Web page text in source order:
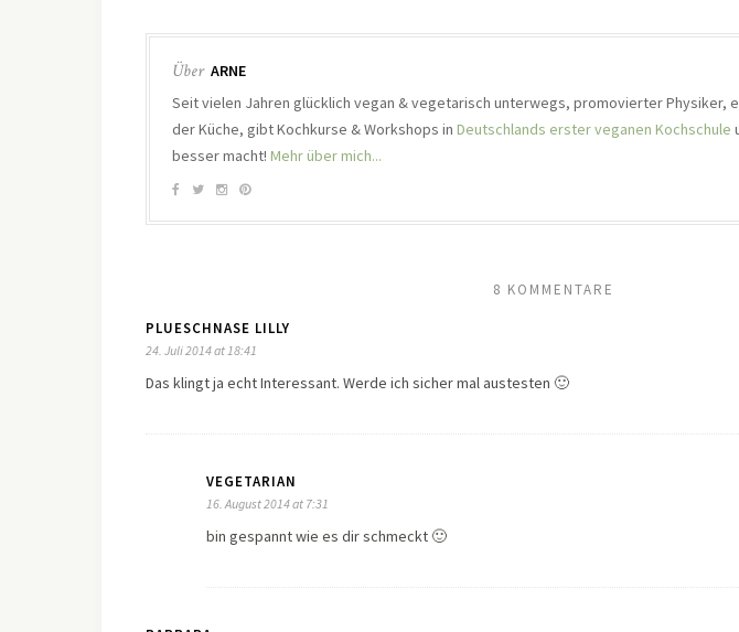
Über ARNE
Seit vielen Jahren glücklich vegan & vegetarisch unterwegs, promovierter Physiker,
der Küche, gibt Kochkurse & Workshops in Deutschlands erster veganen Kochschule
besser macht! Mehr über mich...
8 KOMMENTARE
PLUESCHNASE LILLY
24. Juli 2014 at 18:41
Das klingt ja echt Interessant. Werde ich sicher mal austesten 🙂
VEGETARIAN
16. August 2014 at 7:31
bin gespannt wie es dir schmeckt 🙂